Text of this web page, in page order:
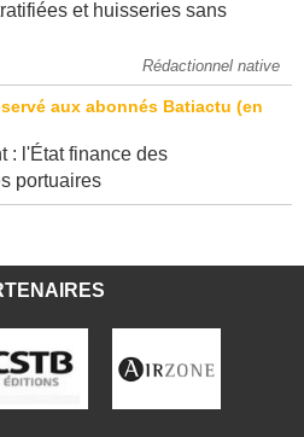
et huisseries sans
Rédactionnel native
: l'État finance des